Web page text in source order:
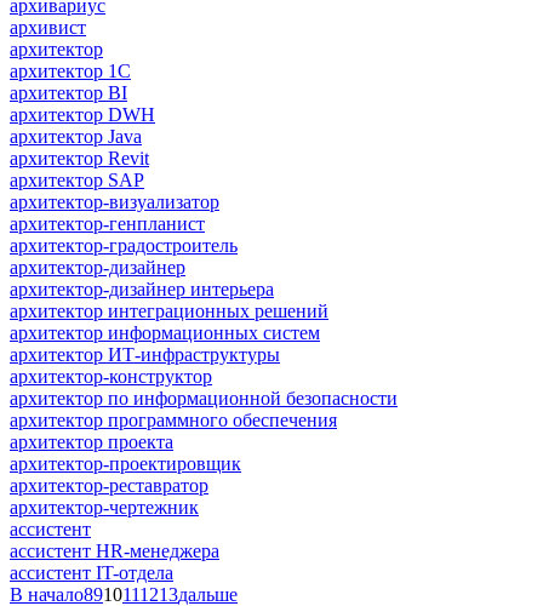
архивариус
архивист
архитектор
архитектор 1С
архитектор BI
архитектор DWH
архитектор Java
архитектор Revit
архитектор SAP
архитектор-визуализатор
архитектор-генпланист
архитектор-градостроитель
архитектор-дизайнер
архитектор-дизайнер интерьера
архитектор интеграционных решений
архитектор информационных систем
архитектор ИТ-инфраструктуры
архитектор-конструктор
архитектор по информационной безопасности
архитектор программного обеспечения
архитектор проекта
архитектор-проектировщик
архитектор-реставратор
архитектор-чертежник
ассистент
ассистент HR-менеджера
ассистент IT-отдела
В начало8910111213дальше